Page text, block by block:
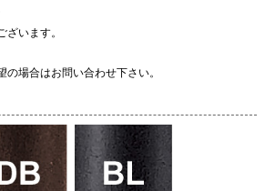
ざいます。
場合はお問い合わせ下さい。